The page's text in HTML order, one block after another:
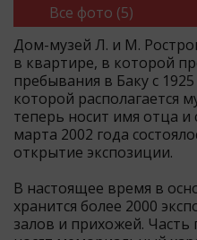
Все фото (5)
Дом-музей Л. и М.
в квартире, в которой
пребывания в Баку с
которой располагается
теперь носит имя отца
марта 2002 года
открытие экспозиции.
В настоящее время в
хранится более 2000
залов и прихожей.